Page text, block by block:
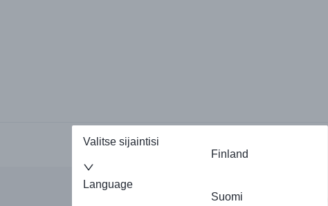
Valitse sijaintisi
Finland
Language
Suomi
Autamme mielellämme. Ota